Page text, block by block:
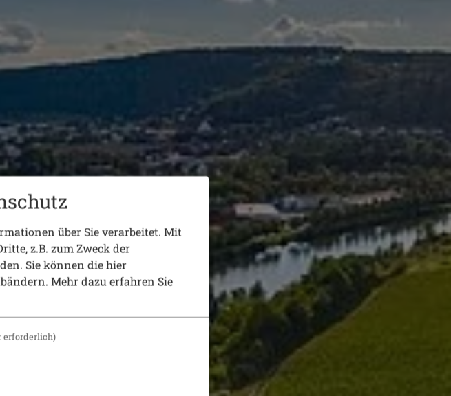
über Sie verarbeitet. Mit
z.B. zum Zweck der
Sie können die hier
Mehr dazu erfahren Sie
erforderlich)